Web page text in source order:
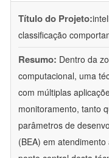
Título do Projeto:
classificação
Resumo: Dentro da
computacional, uma
com múltiplas
monitoramento, tanto
parâmetros de
(BEA) em